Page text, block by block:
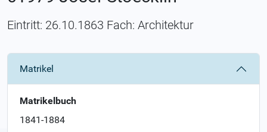
Eintritt: 26.10.1863 Fach: Architektur
Matrikel
Matrikelbuch
1841-1884